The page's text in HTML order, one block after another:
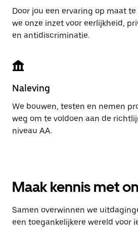
Door jou een ervaring op maat
we onze inzet voor eerlijkheid,
en antidiscriminatie.
Naleving
We bouwen, testen en nemen
weg om te voldoen aan de
niveau AA.
Maak kennis met
Samen overwinnen we
een toegankelijkere wereld voor